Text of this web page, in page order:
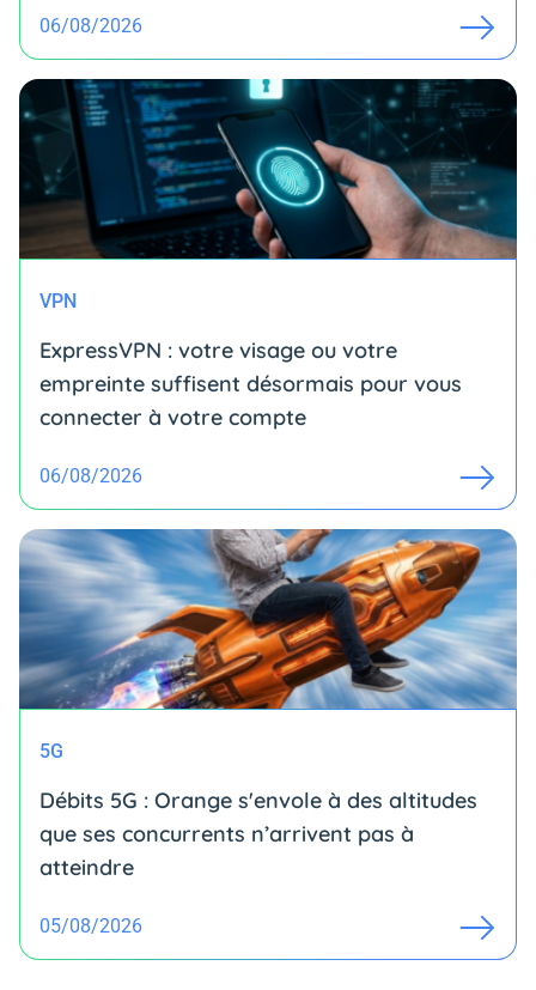
06/08/2026
VPN
ExpressVPN : votre visage ou votre
empreinte suffisent désormais pour vous
connecter à votre compte
06/08/2026
5G
Débits 5G : Orange s'envole à des altitudes
que ses concurrents n’arrivent pas à
atteindre
05/08/2026